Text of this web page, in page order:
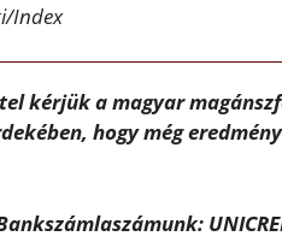
Index
kérjük a magyar
hogy még